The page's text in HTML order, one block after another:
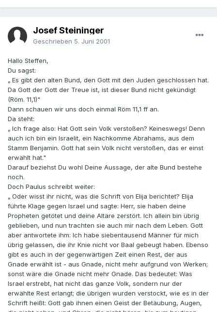
Josef Steininger
Geschrieben 5. Juni 2001
Hallo Steffen,
Du sagst:
„ Es gibt den alten Bund, den Gott mit den Juden geschlossen hat.
Da Gott der Gott der Treue ist, ist dieser Bund nicht gekündigt
(Röm. 11,1)"
Dann schauen wir uns doch einmal Röm 11,1 ff an.
Da steht:
„ Ich frage also: Hat Gott sein Volk verstoßen? Keineswegs! Denn
auch ich bin ein Israelit, ein Nachkomme Abrahams, aus dem
Stamm Benjamin. Gott hat sein Volk nicht verstoßen, das er einst
erwählt hat."
Darauf beziehst Du wohl Deine Aussage, der alte Bund bestehe
noch.
Doch Paulus schreibt weiter:
„ Oder wisst ihr nicht, was die Schrift von Elija berichtet? Elija
führte Klage gegen Israel und sagte: Herr, sie haben deine
Propheten getötet und deine Altäre zerstört. Ich allein bin übrig
geblieben, und nun trachten sie auch mir nach dem Leben. Gott
aber antwortete ihm: Ich habe siebentausend Männer für mich
übrig gelassen, die ihr Knie nicht vor Baal gebeugt haben. Ebenso
gibt es auch in der gegenwärtigen Zeit einen Rest, der aus
Gnade erwählt ist - aus Gnade, nicht mehr aufgrund von Werken;
sonst wäre die Gnade nicht mehr Gnade. Das bedeutet: Was
Israel erstrebt, hat nicht das ganze Volk, sondern nur der
erwählte Rest erlangt; die übrigen wurden verstockt, wie es in der
Schrift heißt: Gott gab ihnen einen Geist der Betäubung, Augen,